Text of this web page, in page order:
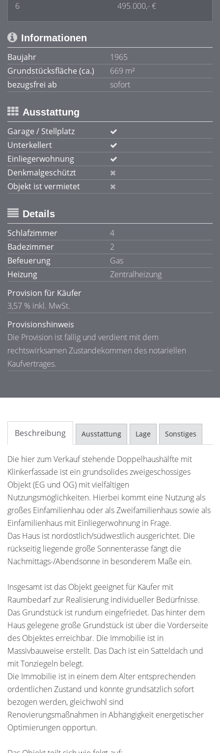
6
495.000,- €
Informationen
Baujahr
1965
Grundstücksfläche (ca.)
669 m²
bezugsfrei ab
sofort
Ausstattung
Garage / Stellplatz
Unterkellert
Einliegerwohnung
Denkmalgeschützt
Objekt ist vermietet
Details
Schlafzimmer
4
Badezimmer
2
Befeuerung
Gas
Heizung
Zentralheizung
Provision für Käufer
3,57 % inkl. MwSt.
Provisionshinweis
Die Provision ist fällig und verdient mit dem
rechtswirksamen Zustandekommen des notariellen
Kaufvertrages.
Beschreibung Ausstattung Lage Sonstiges
Die hier zum Verkauf stehende Doppelhaushälfte mit
Klinkerfassade ist ein grundsolides zweigeschossiges
Objekt (EG und OG) mit vielfältigen
Nutzungsmöglichkeiten. Hierbei kommt eine Nutzung als
großes Einfamilienhau oder als Zweifamilienhaus sowie als
Einfamilienhaus mit Einliegerwohnung in Frage.
Das Haus ist nordöstlich/südwestlich ausgerichtet. Die
rückseitig liegende große Sonnenterasse fängt die
Nachmittags-/Abendsonne in besonderem Maße ein.
Insgesamt ist das Objekt geeignet für Käufer mit
Raumbedarf zur Realisierung individueller Bedürfnisse.
Das Grundstück ist rundum eingefriedet. Das hinter dem
Haus gelegene große Grundstück ist über die Vorderseite
des Objektes erreichbar. Die Immobilie ist in
Massivbauweise erstellt. Das Dach ist ein Satteldach und
mit Tonziegeln belegt.
Die Immobilie ist in einem dem Alter entsprechenden
ordentlichen Zustand und könnte grundsätzlich sofort
bezogen werden, gleichwohl sind
Renovierungsmaßnahmen in Abhängigkeit energetischer
Optimierungen opportun.